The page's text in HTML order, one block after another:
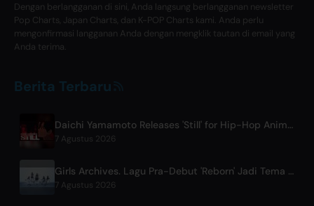
Dengan berlangganan di sini, Anda langsung berlangganan newsletter
Pop Charts, Japan Charts, dan K-POP Charts kami. Anda perlu
mengonfirmasi langganan Anda dengan mengklik tautan di email yang
Anda terima.
Berita Terbaru
Daichi Yamamoto Releases 'Still' for Hip-Hop Anime 'Shadow Beat'
7 Agustus 2026
Girls Archives. Lagu Pra-Debut 'Reborn' Jadi Tema Film Netflix
7 Agustus 2026